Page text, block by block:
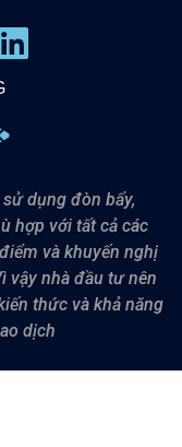
dụng đòn bẩy,
hợp với tất cả các
và khuyến nghị
vậy nhà đầu tư nên
thức và khả năng
dịch